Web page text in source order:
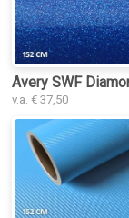
Avery SWF
v.a. € 37,50